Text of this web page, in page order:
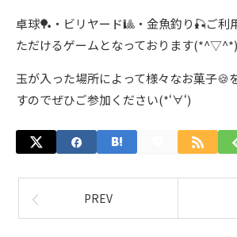
卓球🏓・ビリヤード🎱・金魚釣り🎣ご利
ただけるゲームとなっております(*^▽^*)
玉が入った場所によって様々なお菓子🍪
すのでぜひご参加ください(*‘∀‘)
PREV